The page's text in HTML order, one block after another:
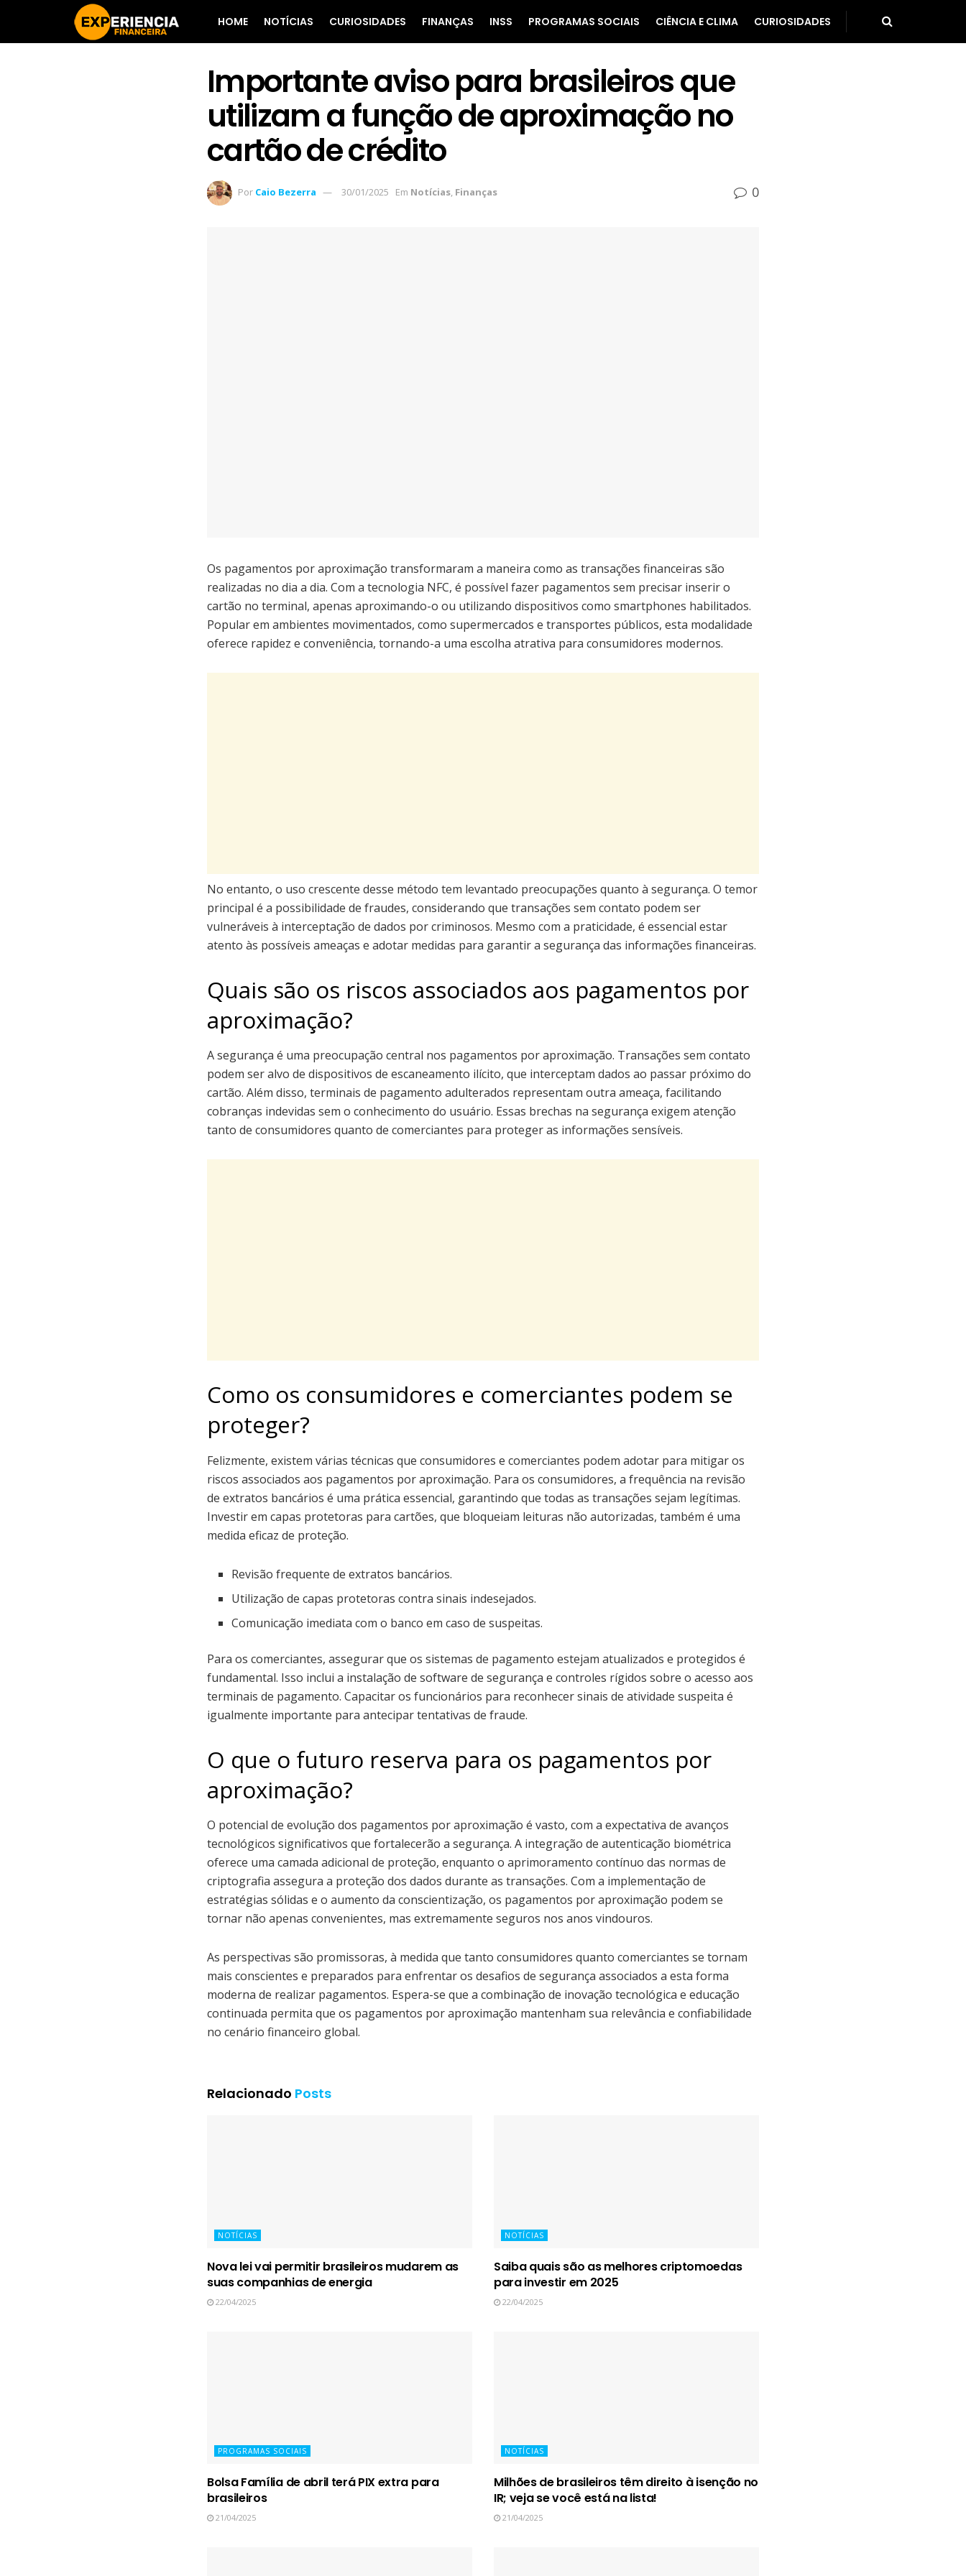
HOME NOTÍCIAS CURIOSIDADES FINANÇAS INSS PROGRAMAS SOCIAIS CIÊNCIA E CLIMA CURIOSIDADES
Importante aviso para brasileiros que
utilizam a função de aproximação no
cartão de crédito
Por Caio Bezerra 30/01/2025 Em Notícias, Finanças 0
Os pagamentos por aproximação transformaram a maneira como as transações financeiras são
realizadas no dia a dia. Com a tecnologia NFC, é possível fazer pagamentos sem precisar inserir o
cartão no terminal, apenas aproximando-o ou utilizando dispositivos como smartphones habilitados.
Popular em ambientes movimentados, como supermercados e transportes públicos, esta modalidade
oferece rapidez e conveniência, tornando-a uma escolha atrativa para consumidores modernos.
No entanto, o uso crescente desse método tem levantado preocupações quanto à segurança. O temor
principal é a possibilidade de fraudes, considerando que transações sem contato podem ser
vulneráveis à interceptação de dados por criminosos. Mesmo com a praticidade, é essencial estar
atento às possíveis ameaças e adotar medidas para garantir a segurança das informações financeiras.
Quais são os riscos associados aos pagamentos por
aproximação?
A segurança é uma preocupação central nos pagamentos por aproximação. Transações sem contato
podem ser alvo de dispositivos de escaneamento ilícito, que interceptam dados ao passar próximo do
cartão. Além disso, terminais de pagamento adulterados representam outra ameaça, facilitando
cobranças indevidas sem o conhecimento do usuário. Essas brechas na segurança exigem atenção
tanto de consumidores quanto de comerciantes para proteger as informações sensíveis.
Como os consumidores e comerciantes podem se
proteger?
Felizmente, existem várias técnicas que consumidores e comerciantes podem adotar para mitigar os
riscos associados aos pagamentos por aproximação. Para os consumidores, a frequência na revisão
de extratos bancários é uma prática essencial, garantindo que todas as transações sejam legítimas.
Investir em capas protetoras para cartões, que bloqueiam leituras não autorizadas, também é uma
medida eficaz de proteção.
Revisão frequente de extratos bancários.
Utilização de capas protetoras contra sinais indesejados.
Comunicação imediata com o banco em caso de suspeitas.
Para os comerciantes, assegurar que os sistemas de pagamento estejam atualizados e protegidos é
fundamental. Isso inclui a instalação de software de segurança e controles rígidos sobre o acesso aos
terminais de pagamento. Capacitar os funcionários para reconhecer sinais de atividade suspeita é
igualmente importante para antecipar tentativas de fraude.
O que o futuro reserva para os pagamentos por
aproximação?
O potencial de evolução dos pagamentos por aproximação é vasto, com a expectativa de avanços
tecnológicos significativos que fortalecerão a segurança. A integração de autenticação biométrica
oferece uma camada adicional de proteção, enquanto o aprimoramento contínuo das normas de
criptografia assegura a proteção dos dados durante as transações. Com a implementação de
estratégias sólidas e o aumento da conscientização, os pagamentos por aproximação podem se
tornar não apenas convenientes, mas extremamente seguros nos anos vindouros.
As perspectivas são promissoras, à medida que tanto consumidores quanto comerciantes se tornam
mais conscientes e preparados para enfrentar os desafios de segurança associados a esta forma
moderna de realizar pagamentos. Espera-se que a combinação de inovação tecnológica e educação
continuada permita que os pagamentos por aproximação mantenham sua relevância e confiabilidade
no cenário financeiro global.
Relacionado Posts
NOTÍCIAS
Nova lei vai permitir brasileiros mudarem as
suas companhias de energia
22/04/2025
NOTÍCIAS
Saiba quais são as melhores criptomoedas
para investir em 2025
22/04/2025
PROGRAMAS SOCIAIS
Bolsa Família de abril terá PIX extra para
brasileiros
21/04/2025
NOTÍCIAS
Milhões de brasileiros têm direito à isenção no
IR; veja se você está na lista!
21/04/2025